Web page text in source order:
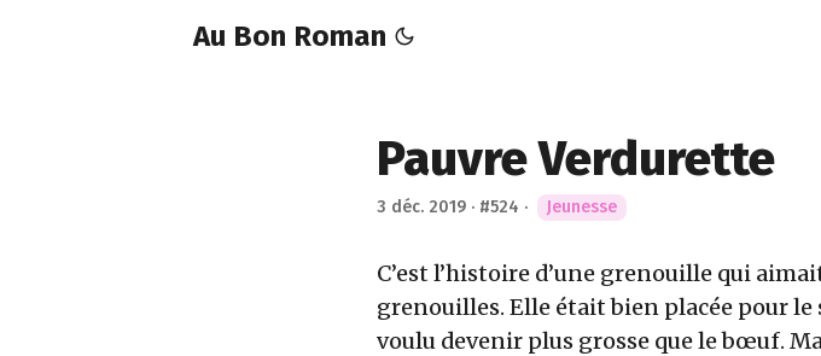
Au Bon Roman
Pauvre Verdurette
3 déc. 2019 · #524 · Jeunesse
C’est l’histoire d’une grenouille qui
grenouilles. Elle était bien placée pour
voulu devenir plus grosse que le bœuf.